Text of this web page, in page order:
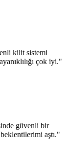
kilit sistemi
çok iyi."
güvenli bir
aştı."